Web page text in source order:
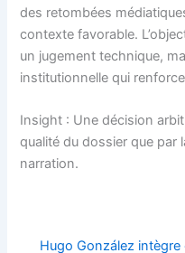
des retombées
contexte favorable.
un jugement technique,
institutionnelle qui
Insight : Une décision
qualité du dossier que par
narration.
Hugo González intègre